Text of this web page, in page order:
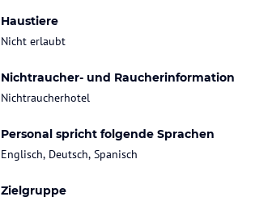
Haustiere
Nicht erlaubt
Nichtraucher- und Raucherinformation
Nichtraucherhotel
Personal spricht folgende Sprachen
Englisch, Deutsch, Spanisch
Zielgruppe